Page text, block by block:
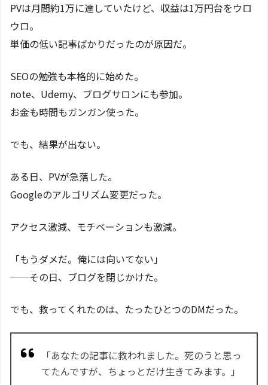
PVは月間約1万に達していたけど、収益は1万円台をウロ
ウロ。
単価の低い記事ばかりだったのが原因だ。
SEOの勉強も本格的に始めた。
note、Udemy、ブログサロンにも参加。
お金も時間もガンガン使った。
でも、結果が出ない。
ある日、PVが急落した。
Googleのアルゴリズム変更だった。
アクセス激減、モチベーションも激減。
「もうダメだ。俺には向いてない」
──その日、ブログを閉じかけた。
でも、救ってくれたのは、たったひとつのDMだった。
「あなたの記事に救われました。死のうと思っ
てたんですが、ちょっとだけ生きてみます。」